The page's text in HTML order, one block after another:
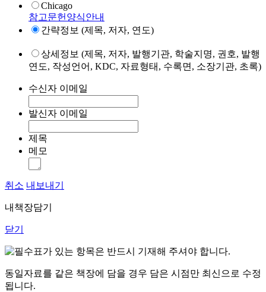
Chicago
참고문헌양식안내
간략정보 (제목, 저자, 연도)
상세정보 (제목, 저자, 발행기관, 학술지명, 권호, 발행
연도, 작성언어, KDC, 자료형태, 수록면, 소장기관, 초록)
수신자 이메일
발신자 이메일
제목
메모
취소 내보내기
내책장담기
닫기
표가 있는 항목은 반드시 기재해 주셔야 합니다.
동일자료를 같은 책장에 담을 경우 담은 시점만 최신으로 수정
됩니다.